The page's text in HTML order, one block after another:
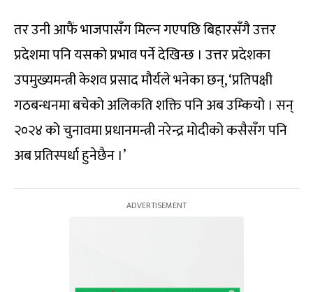
तर उनी आफैं भाजपासँग मिल्न गएपछि बिहारसँगै उत्तर
प्रदेशमा पनि यसको प्रभाव पर्ने देखिन्छ । उत्तर प्रदेशका
उपमुख्यमन्त्री केशव प्रसाद मौर्यले भनेका छन्, ‘प्रतिपक्षी
गठबन्धनमा बचेको अलिकति शक्ति पनि अब उम्कियो । सन्
२०२४ को चुनावमा प्रधानमन्त्री नरेन्द्र मोदीको कसैसँग पनि
अब प्रतिस्पर्धा हुनेछैन ।’